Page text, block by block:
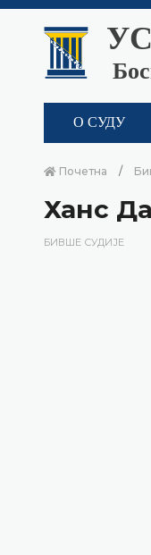
О СУДУ
Почетна
Ханс
БИВШЕ СУДИЈЕ